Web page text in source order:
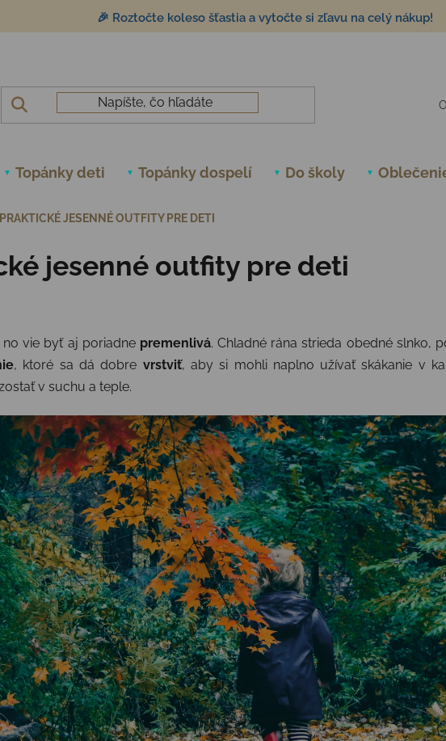
🎉 Roztočte koleso šťastia a vytočte si zľavu na celý nákup!
Topánky deti Topánky dospelí Do školy
JESENNÉ OUTFITY PRE DETI
jesenné outfity pre deti
no vie byť aj poriadnepremenlivá. Chladné rána strieda obedné slnko,
, ktoré sa dá dobre vrstviť, aby si mohli naplno užívať skákanie v
v suchu a teple.